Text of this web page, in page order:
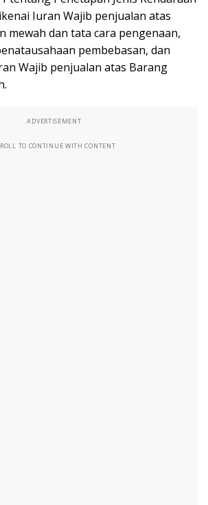
Iuran Wajib penjualan atas
mewah dan tata cara pengenaan,
pembebasan, dan
Wajib penjualan atas Barang
ADVERTISEMENT
TO CONTINUE WITH CONTENT